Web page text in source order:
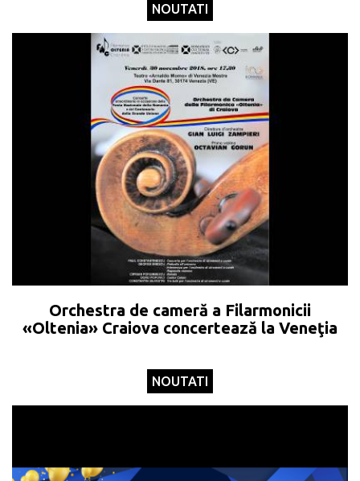
NOUTATI
Orchestra de cameră a Filarmonicii
«Oltenia» Craiova concertează la Veneţia
NOUTATI